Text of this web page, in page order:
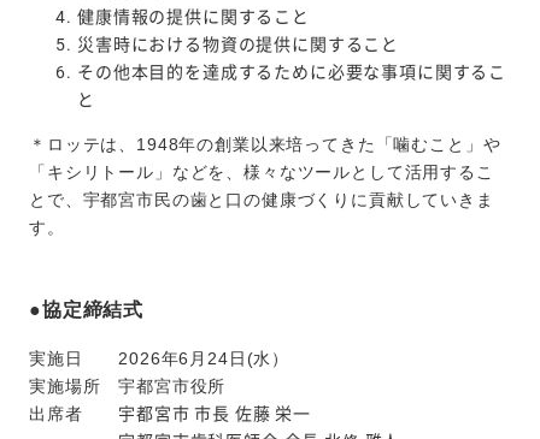
健康情報の提供に関すること
災害時における物資の提供に関すること
その他本目的を達成するために必要な事項に関するこ
と
＊ロッテは、1948年の創業以来培ってきた「噛むこと」や
「キシリトール」などを、様々なツールとして活用するこ
とで、宇都宮市民の歯と口の健康づくりに貢献していきま
す。
●協定締結式
実施日 2026年6月24日(水）
実施場所 宇都宮市役所
出席者 宇都宮市 市長 佐藤 栄一